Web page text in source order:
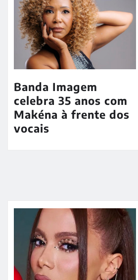
Banda Imagem
celebra 35 anos com
Makéna à frente dos
vocais